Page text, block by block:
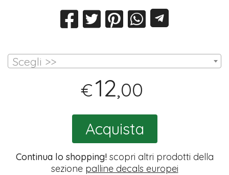
Scegli >>
€12,00
Acquista
Continua lo shopping!scopri altri prodotti della
sezione palline decals europei